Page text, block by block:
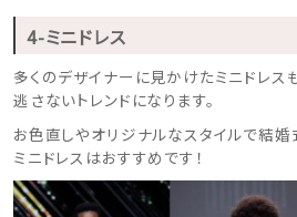
4-ミニドレス
多くのデザイナーに見かけたミニドレス
逃さないトレンドになります。
お色直しやオリジナルなスタイルで結婚
ミニドレスはおすすめです！